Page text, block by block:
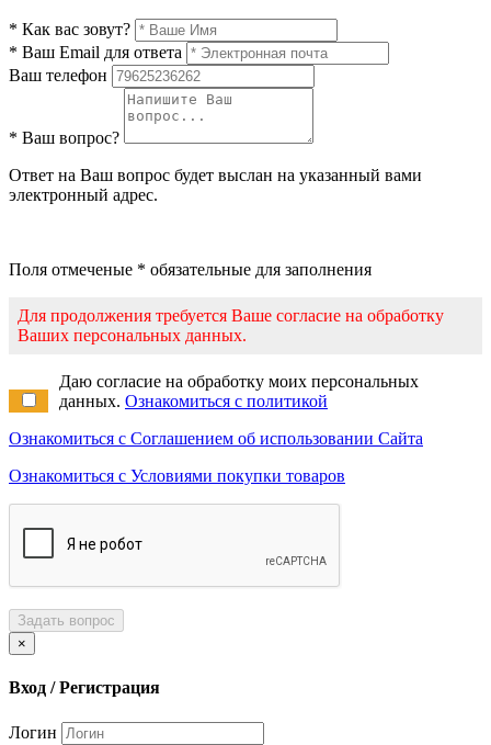
* Как вас зовут?
* Ваш Email для ответа
Ваш телефон
* Ваш вопрос?
Ответ на Ваш вопрос будет выслан на указанный вами
электронный адрес.
Поля отмеченые * обязательные для заполнения
Для продолжения требуется Ваше согласие на обработку
Ваших персональных данных.
Даю согласие на обработку моих персональных
данных. Ознакомиться с политикой
Ознакомиться с Соглашением об использовании Сайта
Ознакомиться с Условиями покупки товаров
Задать вопрос
×
Вход / Регистрация
Логин